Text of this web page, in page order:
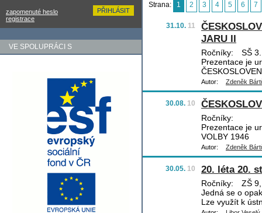
zapomenuté heslo
registrace
VE SPOLUPRÁCI S
Strana: 1 2 3 4 5 6 7
31.10. 11
JARU II
Ročníky:
SŠ
Prezentace je
Autor: Zdeněk
30.08. 10
Ročníky:
Prezentace je
VOLBY 1946
Autor: Zdeněk
30.05. 10 20. léta 20.
Ročníky:
ZŠ
Jedná se o
Lze využít k